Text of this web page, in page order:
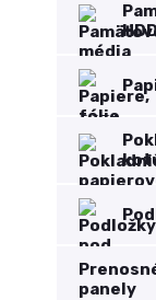
panely